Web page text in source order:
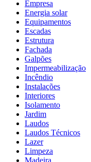
Empresa
Energia solar
Equipamentos
Escadas
Estrutura
Fachada
Galpões
Impermeabilização
Incêndio
Instalações
Interiores
Isolamento
Jardim
Laudos
Laudos Técnicos
Lazer
Limpeza